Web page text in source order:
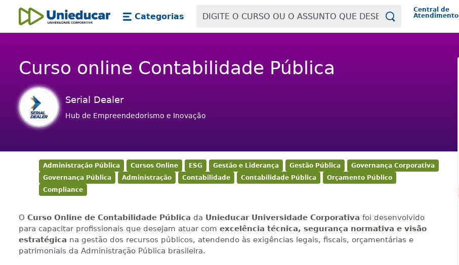
Skip main navigation
Skip to main content
Unieducar
Categorias
Central de
Atendimento
Curso online Contabilidade Pública
Serial Dealer
Hub de Empreendedorismo e Inovação
Administração Pública Cursos Online ESG Gestão e Liderança Gestão Pública
Governança Corporativa
Governança Pública
Administração Contabilidade Contabilidade Pública
Orçamento Público
Compliance
O Curso Online de Contabilidade Pública da Unieducar Universidade Corporativa foi desenvolvido
para capacitar profissionais que desejam atuar com excelência técnica, segurança normativa e visão
estratégica na gestão dos recursos públicos, atendendo às exigências legais, fiscais, orçamentárias e
patrimoniais da Administração Pública brasileira.